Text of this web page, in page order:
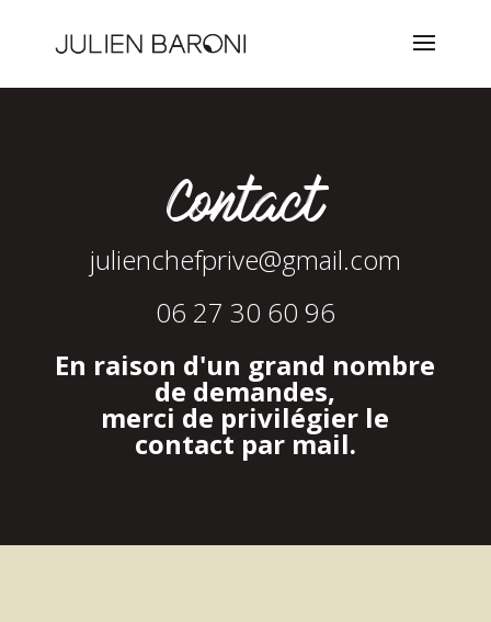
Contact
julienchefprive@gmail.com
06 27 30 60 96
En raison d'un grand nombre
de demandes,
merci de privilégier le
contact par mail.